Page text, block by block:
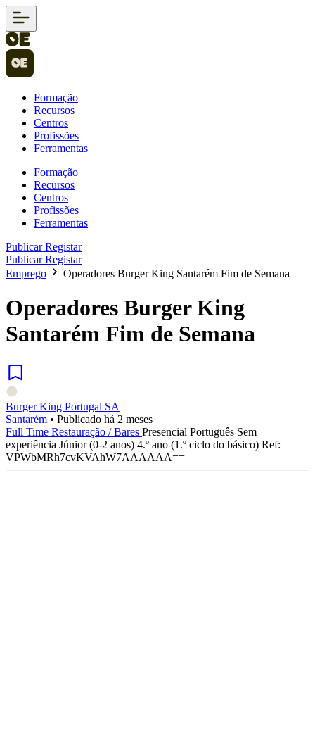
Formação
Recursos
Centros
Profissões
Ferramentas
Formação
Recursos
Centros
Profissões
Ferramentas
PublicarRegistar
PublicarRegistar
Emprego
Operadores Burger King Santarém Fim de Semana
Operadores Burger King
Santarém Fim de Semana
Burger King Portugal SA
Santarém • Publicado há 2 meses
Full Time Restauração / Bares Presencial Português Sem
experiência Júnior (0-2 anos) 4.º ano (1.º ciclo do básico) Ref:
VPWbMRh7cvKVAhW7AAAAAA==